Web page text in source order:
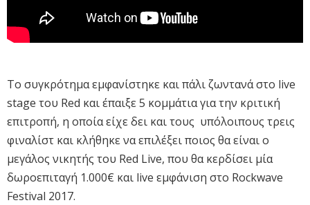
Το συγκρότημα εμφανίστηκε και πάλι ζωντανά στο live
stage του Red και έπαιξε 5 κομμάτια για την κριτική
επιτροπή, η οποία είχε δει και τους υπόλοιπους τρεις
φιναλίστ και κλήθηκε να επιλέξει ποιος θα είναι ο
μεγάλος νικητής του Red Live, που θα κερδίσει μία
δωροεπιταγή 1.000€ και live εμφάνιση στο Rockwave
Festival 2017.